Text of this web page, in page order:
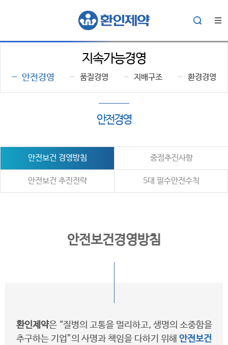
지속가능경영
안전경영 품질경영 지배구조 환경경영
안전경영
안전보건 경영방침 중점추진사항
안전보건 추진전략 5대 필수안전수칙
안전보건경영방침
환인제약은 “질병의 고통을 멀리하고, 생명의 소중함을
추구하는 기업”의 사명과 책임을 다하기 위해 안전보건